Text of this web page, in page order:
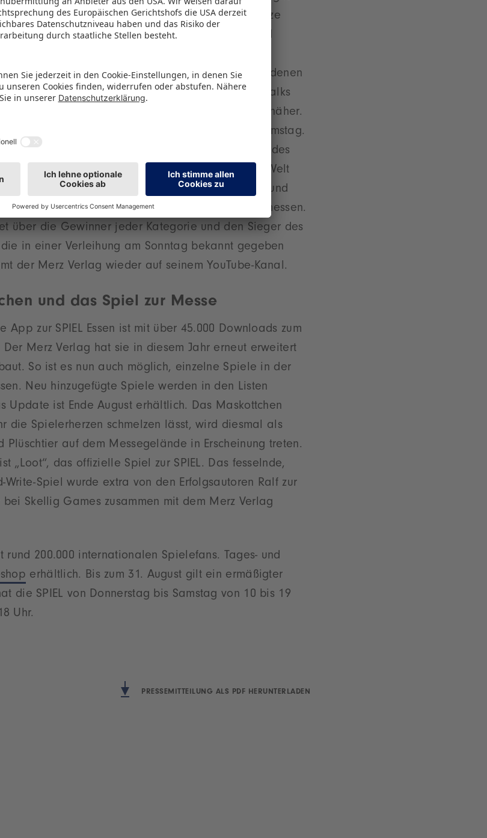
Autoren Bernhard Hennen und Torsten Weitze
Spiele haben in dem Projekt Musik, Roman und
Autogrammstunden, Musikeinlage, Talks und
am ersten Tag der Messe, wie gut diese verschiedenen
Am Donnerstag und Freitag bringen die SPIEL.talks
und den kulturellen Wert von Spielen näher.
für Pädagoginnen und Pädagogen folgt am Samstag.
hinaus der Bemalwettbewerb „Golden Demon“ des
auf der SPIEL Essen statt. Maler aus der ganzen Welt
Miniaturen während der Messe einreichen und
mit den talentiertesten Miniaturen-Künstlern messen.
über die Gewinner jeder Kategorie und den Sieger des
in einer Verleihung am Sonntag bekannt gegeben
der Merz Verlag wieder auf seinem YouTube-Kanal.
und das Spiel zur Messe
App zur SPIEL Essen ist mit über 45.000 Downloads zum
Merz Verlag hat sie in diesem Jahr erneut erweitert
So ist es nun auch möglich, einzelne Spiele in der
Neu hinzugefügte Spiele werden in den Listen
Update ist Ende August erhältlich. Das Maskottchen
die Spielerherzen schmelzen lässt, wird diesmal als
Plüschtier auf dem Messegelände in Erscheinung treten.
„Loot“, das offizielle Spiel zur SPIEL. Das fesselnde,
Spiel wurde extra von den Erfolgsautoren Ralf zur
bei Skellig Games zusammen mit dem Merz Verlag
rund 200.000 internationalen Spielefans. Tages- und
erhältlich. Bis zum 31. August gilt ein ermäßigter
die SPIEL von Donnerstag bis Samstag von 10 bis 19
Uhr.
PRESSEMITTEILUNG ALS PDF HERUNTERLADEN